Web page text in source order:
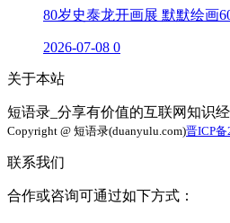
80岁史泰龙开画展 默默绘画
2026-07-08 0
关于本站
短语录_分享有价值的互联网知识
Copyright @ 短语录(duanyulu.com)晋ICP
联系我们
合作或咨询可通过如下方式：